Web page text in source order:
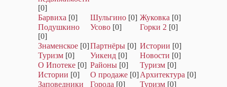
[0]
Барвиха [0] Шульгино [0] Жуковка [0]
Подушкино
[0]
Усово [0] Горки 2 [0]
Знаменское [0]Партнёры [0] Истории [0]
Туризм [0] Уикенд [0] Новости [0]
О Ипотеке [0] Районы [0] Туризм [0]
Истории [0] О продаже [0]Архитектура [0]
Заповедники
Города [0] Туризм [0]